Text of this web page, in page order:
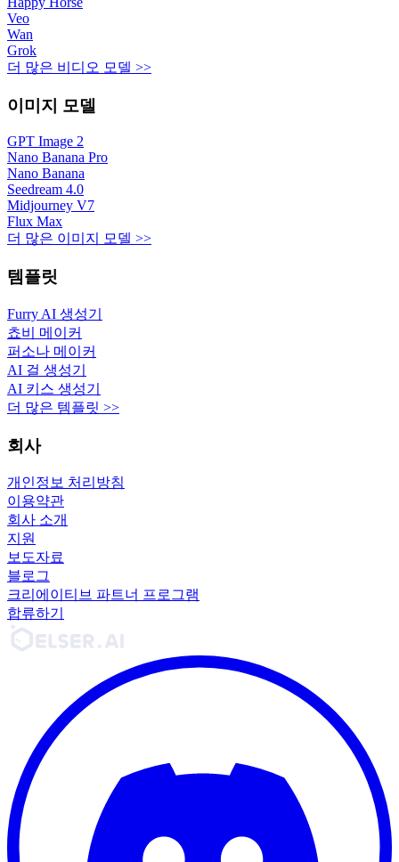
Veo
Wan
Grok
더 많은 비디오 모델 >>
이미지 모델
GPT Image 2
Nano Banana Pro
Nano Banana
Seedream 4.0
Midjourney V7
Flux Max
더 많은 이미지 모델 >>
템플릿
Furry AI 생성기
쵸비 메이커
퍼소나 메이커
AI 걸 생성기
AI 키스 생성기
더 많은 템플릿 >>
회사
개인정보 처리방침
이용약관
회사 소개
지원
보도자료
블로그
크리에이티브 파트너 프로그램
합류하기